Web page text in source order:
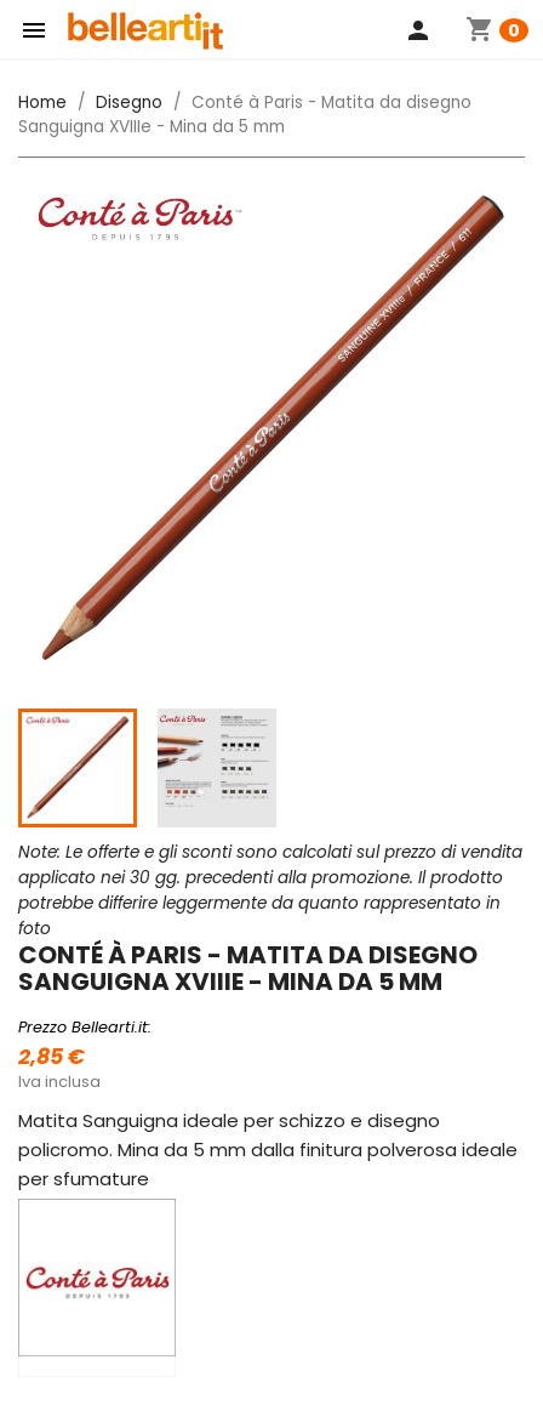
 shopping_cart 0
person
Home Disegno
Conté à Paris - Matita da disegno
Sanguigna XVIIIe - Mina da 5 mm
Note: Le offerte e gli sconti sono calcolati sul prezzo di vendita
applicato nei 30 gg. precedenti alla promozione. Il prodotto
potrebbe differire leggermente da quanto rappresentato in
foto
CONTÉ À PARIS - MATITA DA DISEGNO
SANGUIGNA XVIIIE - MINA DA 5 MM
Prezzo Bellearti.it:
2,85 €
Iva inclusa
Matita Sanguigna ideale per schizzo e disegno
policromo. Mina da 5 mm dalla finitura polverosa ideale
per sfumature